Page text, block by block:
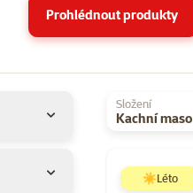
Prohlédnout produkty
Vybrané filtry
Složení
Kachní maso
☀️Léto